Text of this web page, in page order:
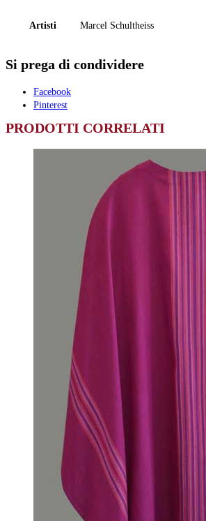
Artisti Marcel Schultheiss
Si prega di condividere
Facebook
Pinterest
PRODOTTI CORRELATI